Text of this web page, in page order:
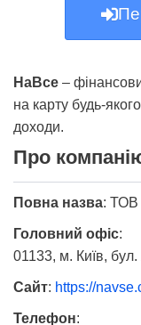
НаВсе –
на карту будь-
доходи.
Про
Повна назва: ТОВ
Головний офіс:
01133, м. Київ,
Сайт: https://
Телефон: